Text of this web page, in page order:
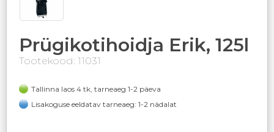
Prügikotihoidja Erik, 125l
Tootekood: 11031
Tallinna laos 4 tk, tarneaeg 1-2 päeva
Lisakoguse eeldatav tarneaeg: 1-2 nädalat